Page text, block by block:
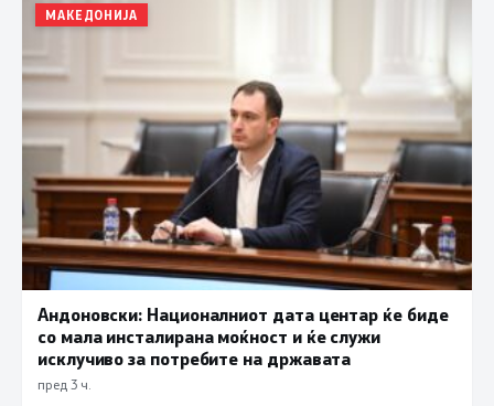
МАКЕДОНИЈА
Андоновски: Националниот дата центар ќе биде
со мала инсталирана моќност и ќе служи
исклучиво за потребите на државата
пред 3 ч.